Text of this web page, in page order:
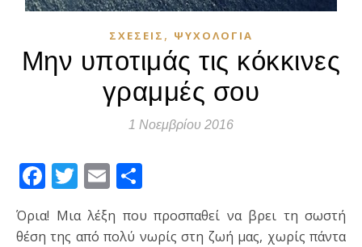
ΣΧΈΣΕΙΣ , ΨΥΧΟΛΟΓΊΑ
Μην υποτιμάς τις κόκκινες
γραμμές σου
1 Νοεμβρίου 2016
Facebook
Twitter
Email
Όρια! Μια λέξη που προσπαθεί να βρει τη σωστή
θέση της από πολύ νωρίς στη ζωή μας, χωρίς πάντα